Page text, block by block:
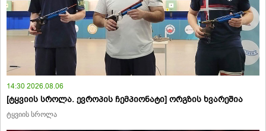
14:30 2026.08.06
[ტყვიის სროლა. ევროპის ჩემპიონატი] ორგზის ხვარეშია
ტყვიის სროლა